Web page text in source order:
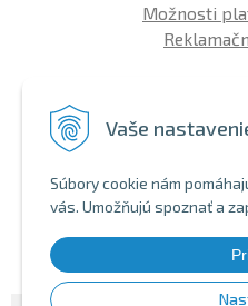
Vaše
Súbory cookie nám
vás. Umožňujú spoznať a
Možnosti
Aký bicykel
Nákup